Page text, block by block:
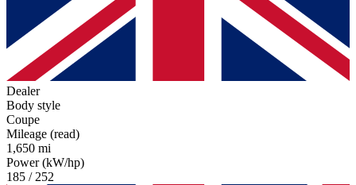
Dealer
Body style
Coupe
Mileage (read)
1,650 mi
Power (kW/hp)
185 / 252